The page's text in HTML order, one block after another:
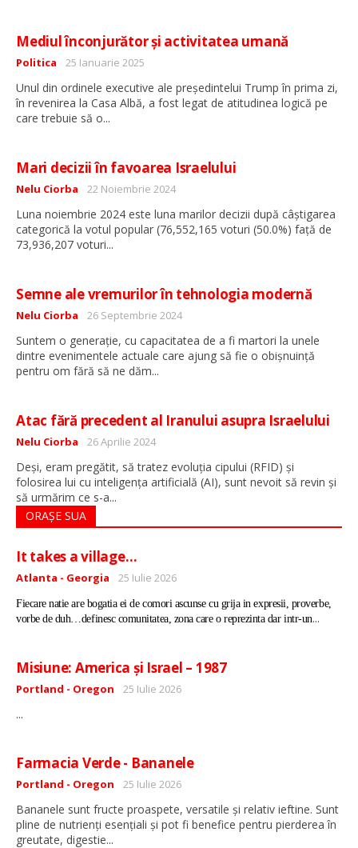
Mediul înconjurător și activitatea umană
Detalii
Politica 25 Ianuarie 2025
Unul din ordinele executive ale președintelui Trump în prima zi,
în revenirea la Casa Albă, a fost legat de atitudinea logică pe
care trebuie să o...
Mari decizii în favoarea Israelului
Detalii
Nelu Ciorba 22 Noiembrie 2024
Luna noiembrie 2024 este luna marilor decizii după câștigarea
categorică la votul popular (76,552,165 voturi (50.0%) față de
73,936,207 voturi...
Semne ale vremurilor în tehnologia modernă
Detalii
Nelu Ciorba 26 Septembrie 2024
Suntem o generație, cu capacitatea de a fi martori la unele
dintre evenimentele actuale care ajung să fie o obișnuință
pentru om fără să ne dăm...
Atac fără precedent al Iranului asupra Israelului
Detalii
Nelu Ciorba 26 Aprilie 2024
Deși, eram pregătit, să tratez evoluția cipului (RFID) și
folosirea lui cu inteligența artificială (AI), sunt nevoit să revin și
să urmărim ce s-a...
ORAȘE SUA
It takes a village…
Detalii
Atlanta - Georgia 25 Iulie 2026
Fiecare natie are bogatia ei de comori ascunse cu grija in expresii, proverbe,
vorbe de duh…definesc comunitatea, zona care o reprezinta dar intr-un...
Misiune: America și Israel – 1987
Detalii
Portland - Oregon 25 Iulie 2026
...
Farmacia Verde - Bananele
Detalii
Portland - Oregon 25 Iulie 2026
Bananele sunt fructe proaspete, versatile și relativ ieftine. Sunt
pline de nutrienți esențiali și pot fi benefice pentru pierderea în
greutate, digestie...